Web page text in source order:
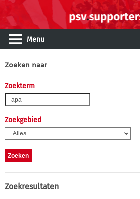
Menu
Zoeken naar
Zoekterm
Zoekgebied
Zoekresultaten